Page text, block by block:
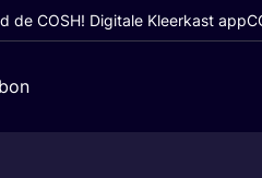
de COSH! Digitale Kleerkast app